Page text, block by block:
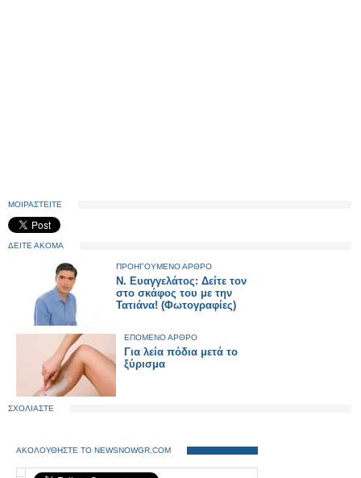
ΜΟΙΡΑΣΤΕΙΤΕ
ΔΕΙΤΕ ΑΚΟΜΑ
ΠΡΟΗΓΟΥΜΕΝΟ ΑΡΘΡΟ
Ν. Ευαγγελάτος: Δείτε τον
στο σκάφος του με την
Τατιάνα! (Φωτογραφίες)
ΕΠΟΜΕΝΟ ΑΡΘΡΟ
Για λεία πόδια μετά το
ξύρισμα
ΣΧΟΛΙΑΣΤΕ
ΑΚΟΛΟΥΘΗΣΤΕ ΤΟ NEWSNOWGR.COM